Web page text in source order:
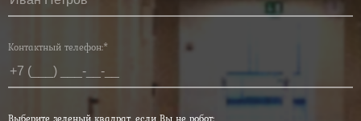
Контактный телефон:*